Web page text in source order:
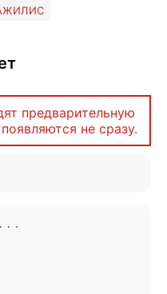
предварительную
не сразу.